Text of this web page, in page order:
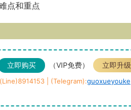
点和重点
立即购买 （VIP免费） 立即升级
| (Telegram):guoxueyouke